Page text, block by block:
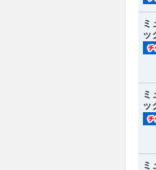
ミ
ッ
ミ
ッ
ミ